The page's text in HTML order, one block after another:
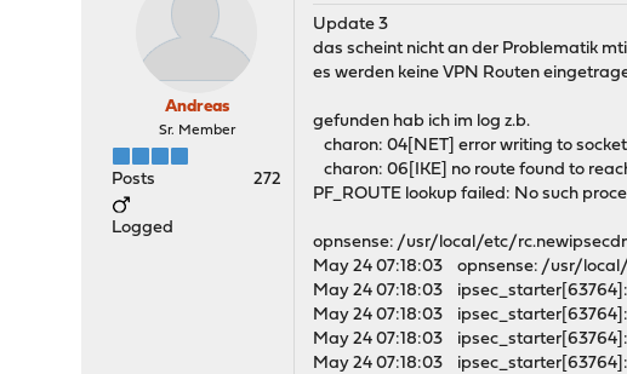
Andreas
Sr. Member
Posts 272
Logged
Update 3
das scheint nicht an der Problematik
es werden keine VPN Routen
gefunden hab ich im log z.b.
charon: 04[NET] error writing to
charon: 06[IKE] no route found to
PF_ROUTE lookup failed: No such
opnsense: /usr/local/etc/
May 24 07:18:03 opnsense: /usr/
May 24 07:18:03 ipsec_starter[63764]:
May 24 07:18:03 ipsec_starter[63764]:
May 24 07:18:03 ipsec_starter[63764]:
May 24 07:18:03